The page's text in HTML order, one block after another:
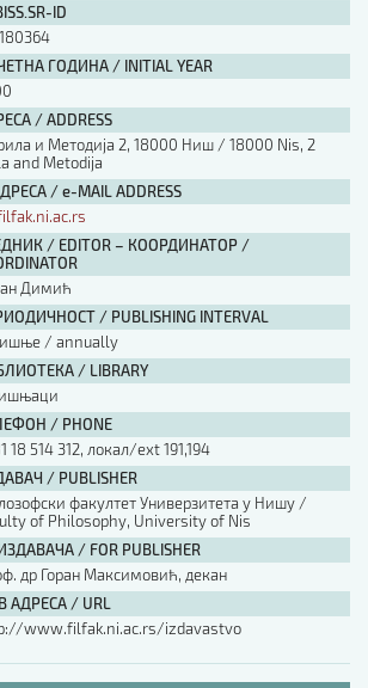
ID
ГОДИНА / INITIAL YEAR
/ ADDRESS
и Методија 2, 18000 Ниш / 18000 Nis, 2
and Metodija
/ e-MAIL ADDRESS
/ EDITOR – КООРДИНАТОР /
Димић
/ PUBLISHING INTERVAL
/ annually
/ LIBRARY
/ PHONE
18 514 312, локал/ext 191,194
/ PUBLISHER
факултет Универзитета у Нишу /
of Philosophy, University of Nis
/ FOR PUBLISHER
др Горан Максимовић, декан
АДРЕСА / URL
www.filfak.ni.ac.rs/izdavastvo